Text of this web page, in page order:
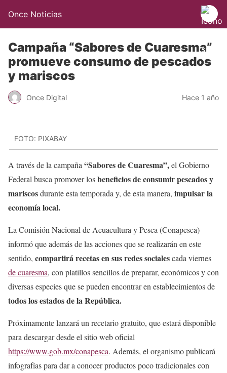
Once Noticias
Campaña “Sabores de Cuaresma”
promueve consumo de pescados
y mariscos
Once Digital Hace 1 año
FOTO: PIXABAY
A través de la campaña “Sabores de Cuaresma”,el Gobierno
Federal busca promover losbeneficios de consumir pescados y
mariscosdurante esta temporada y, de esta manera, impulsar la
economía local.
La Comisión Nacional de Acuacultura y Pesca (Conapesca)
informó que además de las acciones que se realizarán en este
sentido, compartirá recetas en sus redes socialescada viernes
de cuaresma, con platillos sencillos de preparar, económicos y con
diversas especies que se pueden encontrar en establecimientos de
todos los estados de la República.
Próximamente lanzará un recetario gratuito, que estará disponible
para descargar desde el sitio web oficial
https://www.gob.mx/conapesca. Además, el organismo publicará
infografías para dar a conocer productos poco tradicionales con